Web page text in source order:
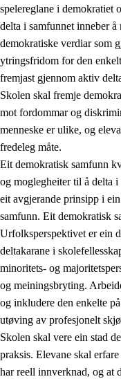
1.
1.1
1.2 Identitet og
1.3 Kritisk tenking
1.4 Skaparglede,
1.5 Respekt for
spelereglane i demokratiet
delta i samfunnet inneber
demokratiske verdiar som
ytringsfridom for den
fremjast gjennom aktiv
Skolen skal fremje
mot fordommar og
menneske er ulike, og
fredeleg måte.
Eit demokratisk samfunn
og moglegheiter til å delta i
eit avgjerande prinsipp i
samfunn. Eit demokratisk
Urfolksperspektivet er ein
deltakarane i
minoritets- og
og meiningsbryting.
og inkludere den enkelte
utøving av profesjonelt
Skolen skal vere ein stad
praksis. Elevane skal
har reell innverknad, og at